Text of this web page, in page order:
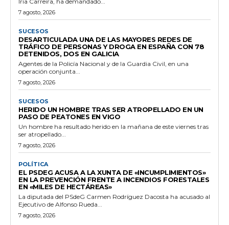
7 agosto, 2026
SUCESOS
DESARTICULADA UNA DE LAS MAYORES REDES DE
TRÁFICO DE PERSONAS Y DROGA EN ESPAÑA CON 78
DETENIDOS, DOS EN GALICIA
Agentes de la Policía Nacional y de la Guardia Civil, en una
operación conjunta...
7 agosto, 2026
SUCESOS
HERIDO UN HOMBRE TRAS SER ATROPELLADO EN UN
PASO DE PEATONES EN VIGO
Un hombre ha resultado herido en la mañana de este viernes tras
ser atropellado...
7 agosto, 2026
POLÍTICA
EL PSDEG ACUSA A LA XUNTA DE «INCUMPLIMIENTOS»
EN LA PREVENCIÓN FRENTE A INCENDIOS FORESTALES
EN «MILES DE HECTÁREAS»
La diputada del PSdeG Carmen Rodríguez Dacosta ha acusado al
Ejecutivo de Alfonso Rueda...
7 agosto, 2026